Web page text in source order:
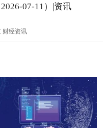
2026-07-11）|资讯
财经资讯